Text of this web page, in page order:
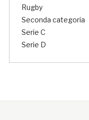
Rugby
Seconda categoria
Serie C
Serie D